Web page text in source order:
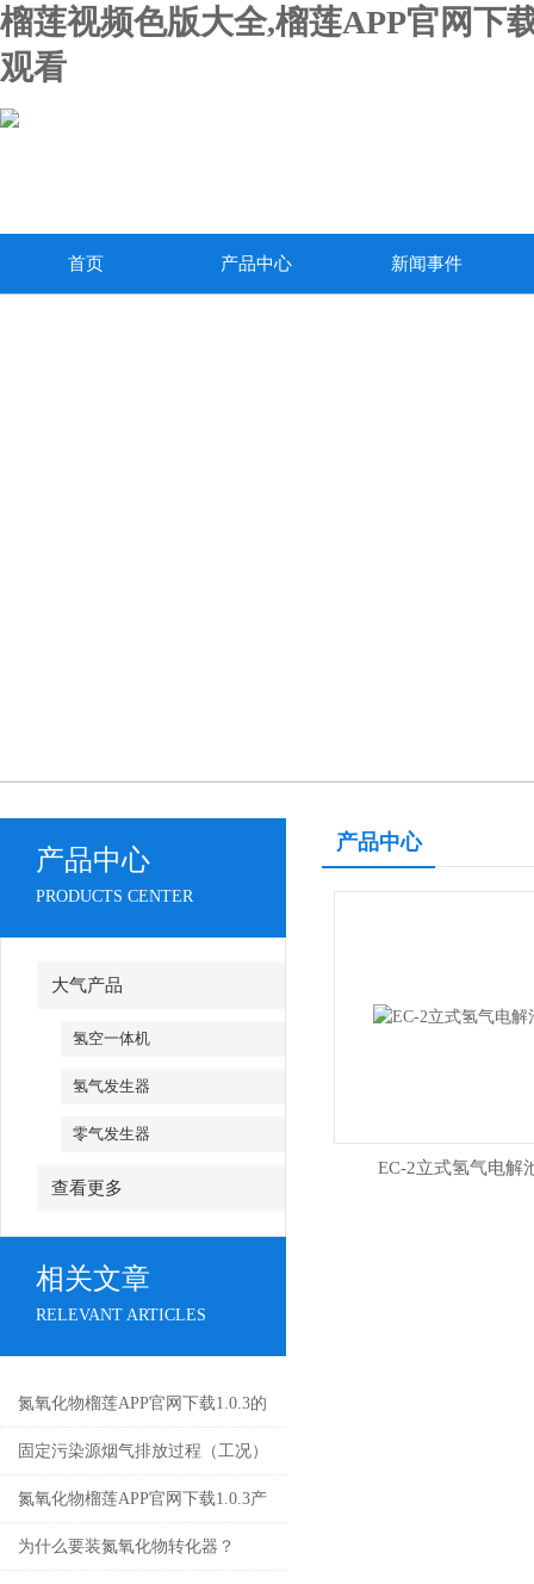
榴莲视频色版大全,榴莲APP官网下
观看
首页 产品中心 新闻事件
产品中心
PRODUCTS CENTER
大气产品
氢空一体机
氢气发生器
零气发生器
查看更多
相关文章
RELEVANT ARTICLES
氮氧化物榴莲APP官网下载1.0.3的
正确使用方法
固定污染源烟气排放过程（工况）
监控系统安装及验收技术指南
氮氧化物榴莲APP官网下载1.0.3产
品样册-机箱式-英文版
为什么要装氮氧化物转化器？
产品中心
EC-2立式氢气电解